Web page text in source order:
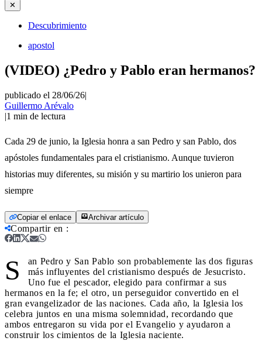
✕
Descubrimiento
apostol
(VIDEO) ¿Pedro y Pablo eran hermanos?
publicado el 28/06/26|
Guillermo Arévalo
|1 min de lectura
Cada 29 de junio, la Iglesia honra a san Pedro y san Pablo, dos
apóstoles fundamentales para el cristianismo. Aunque tuvieron
historias muy diferentes, su misión y su martirio los unieron para
siempre
Copiar el enlace Archivar artículo
Compartir en :
S
an Pedro y San Pablo son probablemente las dos figuras
más influyentes del cristianismo después de Jesucristo.
Uno fue el pescador, elegido para confirmar a sus
hermanos en la fe; el otro, un perseguidor convertido en el
gran evangelizador de las naciones. Cada año, la Iglesia los
celebra juntos en una misma solemnidad, recordando que
ambos entregaron su vida por el Evangelio y ayudaron a
construir los cimientos de la Iglesia naciente.